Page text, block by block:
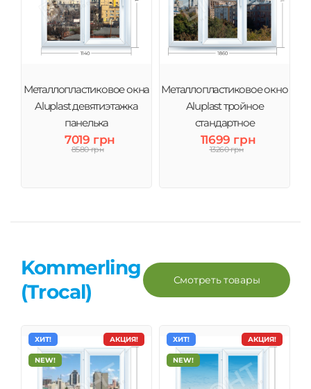
Металлопластиковое окна
Aluplast девятиэтажка
панелька
7019 грн
8580 грн
Металлопластиковое окно
Aluplast тройное
стандартное
11699 грн
13260 грн
Kommerling
(Trocal)
Смотреть товары
АКЦИЯ!
ХИТ!
NEW!
АКЦИЯ!
ХИТ!
NEW!